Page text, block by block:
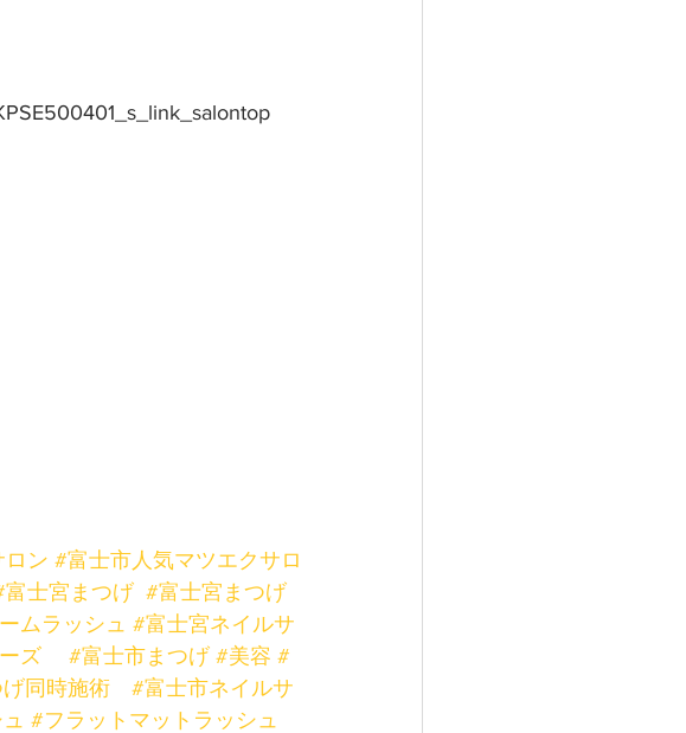
ロン #富士市人気マツエクサロ
富士宮まつげ #富士宮まつげ
ムラッシュ #富士宮ネイルサ
ズ #富士市まつげ #美容 #
同時施術
#富士市ネイルサ
#フラットマットラッシュ